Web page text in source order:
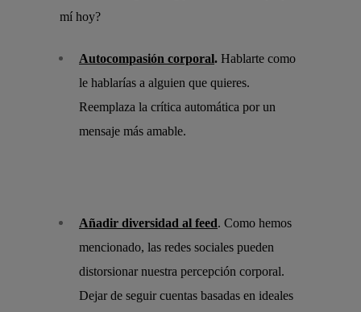
mí hoy?
Autocompasión corporal. Hablarte como
le hablarías a alguien que quieres.
Reemplaza la crítica automática por un
mensaje más amable.
Añadir diversidad al feed. Como hemos
mencionado, las redes sociales pueden
distorsionar nuestra percepción corporal.
Dejar de seguir cuentas basadas en ideales